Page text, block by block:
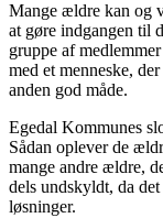
Mange ældre kan og
at gøre indgangen til
gruppe af
med et menneske,
anden god måde.
Egedal Kommunes
Sådan oplever de
mange andre ældre,
dels undskyldt, da
løsninger.